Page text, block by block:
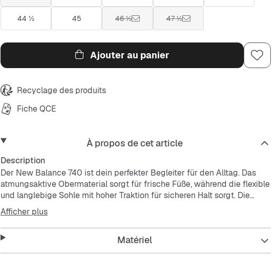
44 ½ 45 46 ½ 47 ½
Ajouter au panier
Recyclage des produits
Fiche QCE
À propos de cet article
Description
Der New Balance 740 ist dein perfekter Begleiter für den Alltag. Das
atmungsaktive Obermaterial sorgt für frische Füße, während die flexible
und langlebige Sohle mit hoher Traktion für sicheren Halt sorgt. Die
stoßdämpfende Innensohle macht jeden Schritt angenehm.
Afficher plus
Matériel